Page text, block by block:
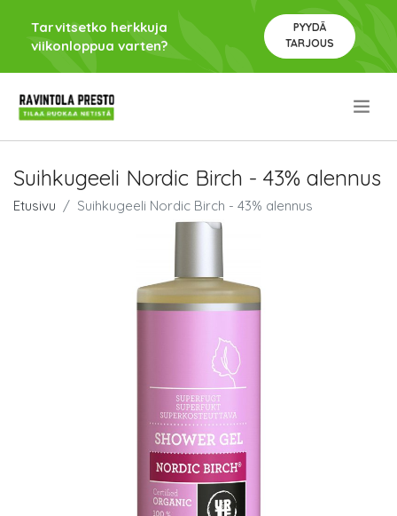
Tarvitsetko herkkuja
viikonloppua varten?
PYYDÄ
TARJOUS
Suihkugeeli Nordic Birch - 43% alennus
Etusivu Suihkugeeli Nordic Birch - 43% alennus